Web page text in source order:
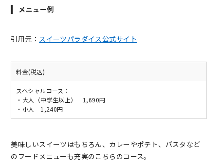
メニュー例
引用元： スイーツパラダイス公式サイト
料金(税込)
スペシャルコース：
・大人（中学生以上） 1,690円
・小人 1,240円
美味しいスイーツはもちろん、カレーやポテト、パスタなど
のフードメニューも充実のこちらのコース。